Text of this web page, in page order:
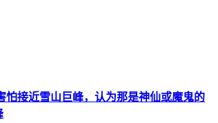
怕接近雪山巨峰，认为那是神仙或魔鬼的